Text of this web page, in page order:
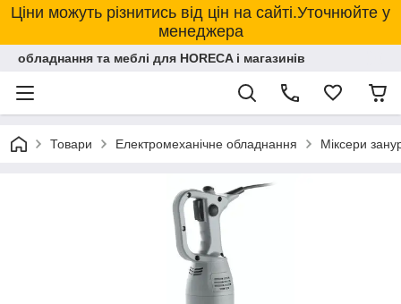
Ціни можуть різнитись від цін на сайті.Уточнюйте у
менеджера
обладнання та меблі для HORECA і магазинів
Товари Електромеханічне обладнання Міксери